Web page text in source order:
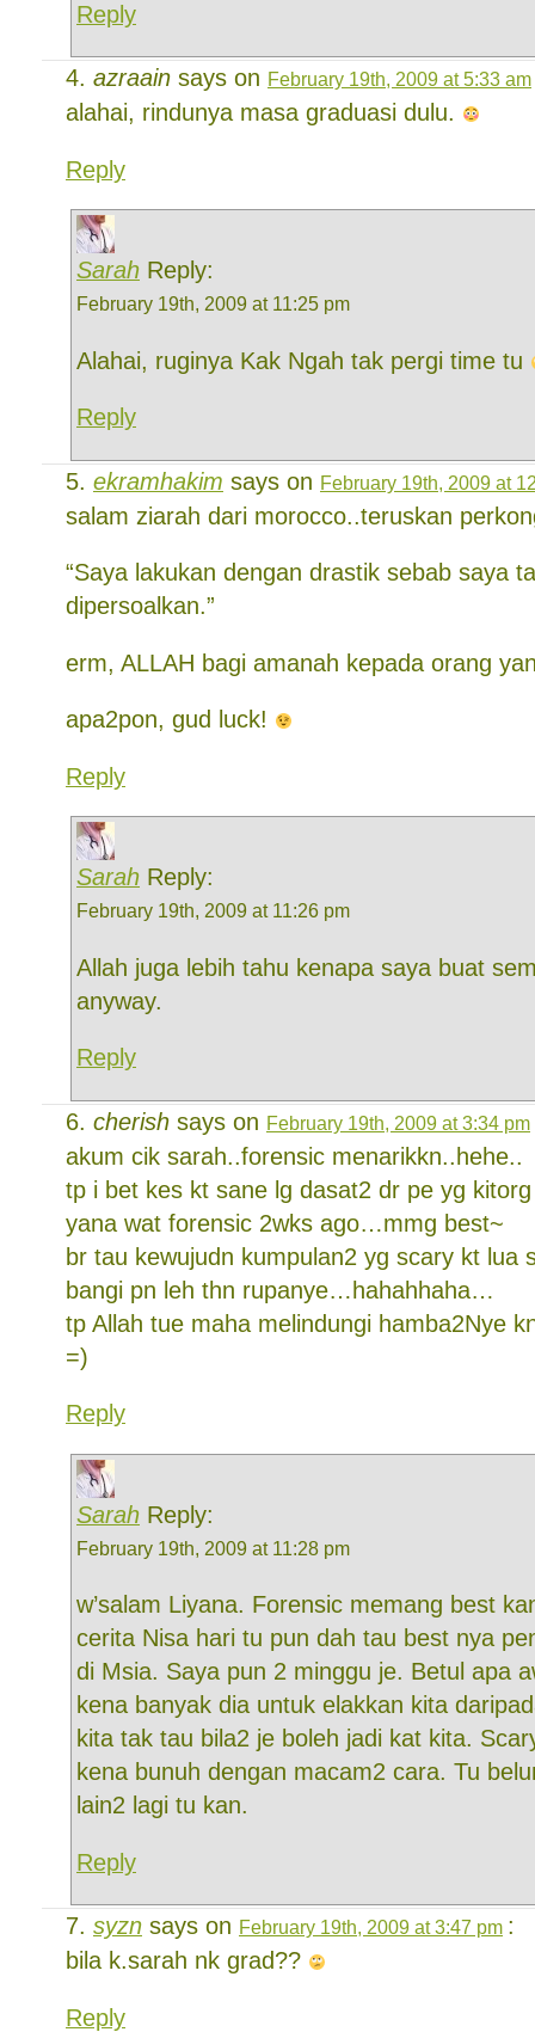
Reply
azraain says on February 19th, 2009 at 5:33 am
alahai, rindunya masa graduasi dulu.
Reply
Sarah Reply:
February 19th, 2009 at 11:25 pm
Alahai, ruginya Kak Ngah tak pergi time tu
Reply
ekramhakim says on February 19th, 2009 at
salam ziarah dari morocco..teruskan
“Saya lakukan dengan drastik sebab saya
dipersoalkan.”
erm, ALLAH bagi amanah kepada orang
apa2pon, gud luck!
Reply
Sarah Reply:
February 19th, 2009 at 11:26 pm
Allah juga lebih tahu kenapa saya buat
anyway.
Reply
cherish says on February 19th, 2009 at 3:34 pm
akum cik sarah..forensic menarikkn..hehe..
tp i bet kes kt sane lg dasat2 dr pe yg
yana wat forensic 2wks ago…mmg best~
br tau kewujudn kumpulan2 yg scary kt lua
bangi pn leh thn rupanye…hahahhaha…
tp Allah tue maha melindungi hamba2Nye
=)
Reply
Sarah Reply:
February 19th, 2009 at 11:28 pm
w’salam Liyana. Forensic memang best
cerita Nisa hari tu pun dah tau best nya
di Msia. Saya pun 2 minggu je. Betul apa
kena banyak dia untuk elakkan kita
kita tak tau bila2 je boleh jadi kat kita.
kena bunuh dengan macam2 cara. Tu
lain2 lagi tu kan.
Reply
syzn says on February 19th, 2009 at 3:47 pm :
bila k.sarah nk grad??
Reply